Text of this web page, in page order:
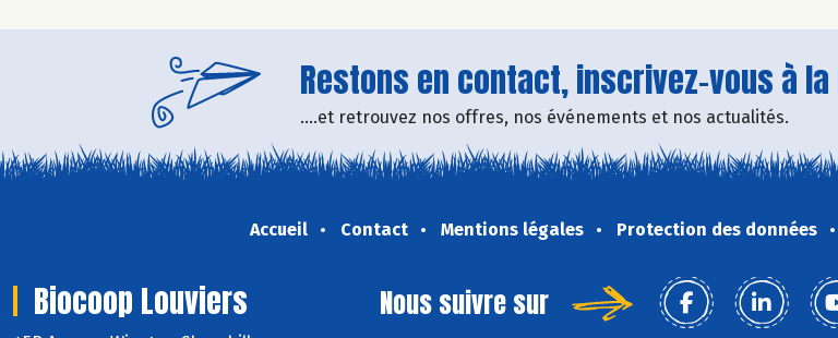
Restons en contact, inscrivez-vous à
....et retrouvez nos offres, nos événements et nos actualités.
Accueil Contact Mentions légales Protection des données
Biocoop Louviers Nous suivre sur